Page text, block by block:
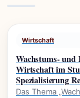
Wirtschaft
Wachstums- und
Wirtschaft im
Spezialisierung
Das Thema